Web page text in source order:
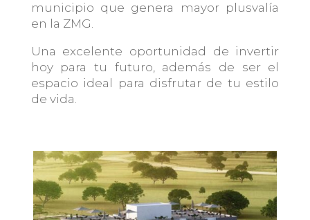
municipio que genera mayor plusvalía
en la ZMG.
Una excelente oportunidad de invertir
hoy para tu futuro, además de ser el
espacio ideal para disfrutar de tu estilo
de vida.